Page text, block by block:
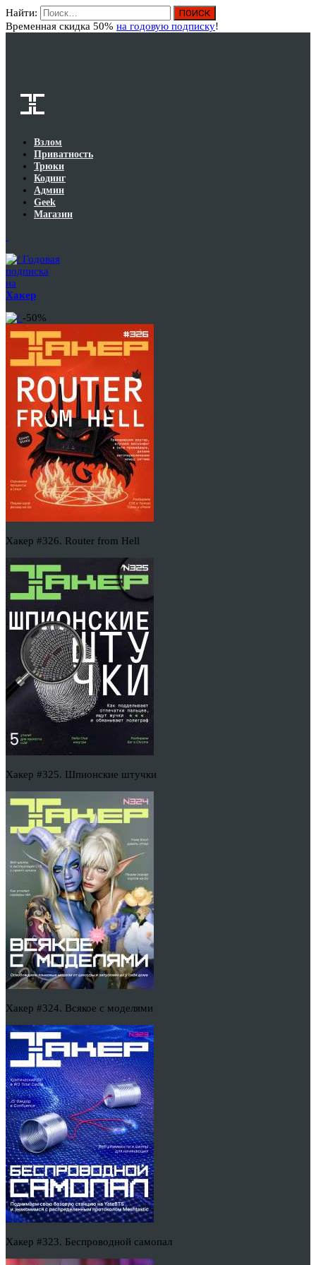
Найти:
Временная скидка 50% на годовую подписку!
Взлом
Приватность
Трюки
Кодинг
Админ
Geek
Магазин
Годовая
подписка
на
Хакер
-50%
Хакер #326. Router from Hell
Хакер #325. Шпионские штучки
Хакер #324. Всякое с моделями
Хакер #323. Беспроводной самопал